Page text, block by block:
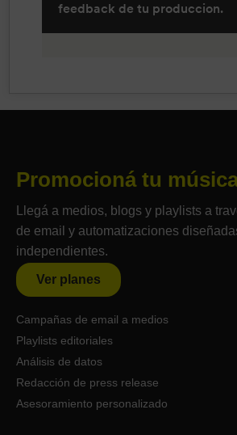
Promocioná tu
Llegá a medios, blogs y playlists a
de email y automatizaciones
independientes.
Ver planes
Campañas de email a medios
Playlists editoriales
Análisis de datos
Redacción de press release
Asesoramiento personalizado